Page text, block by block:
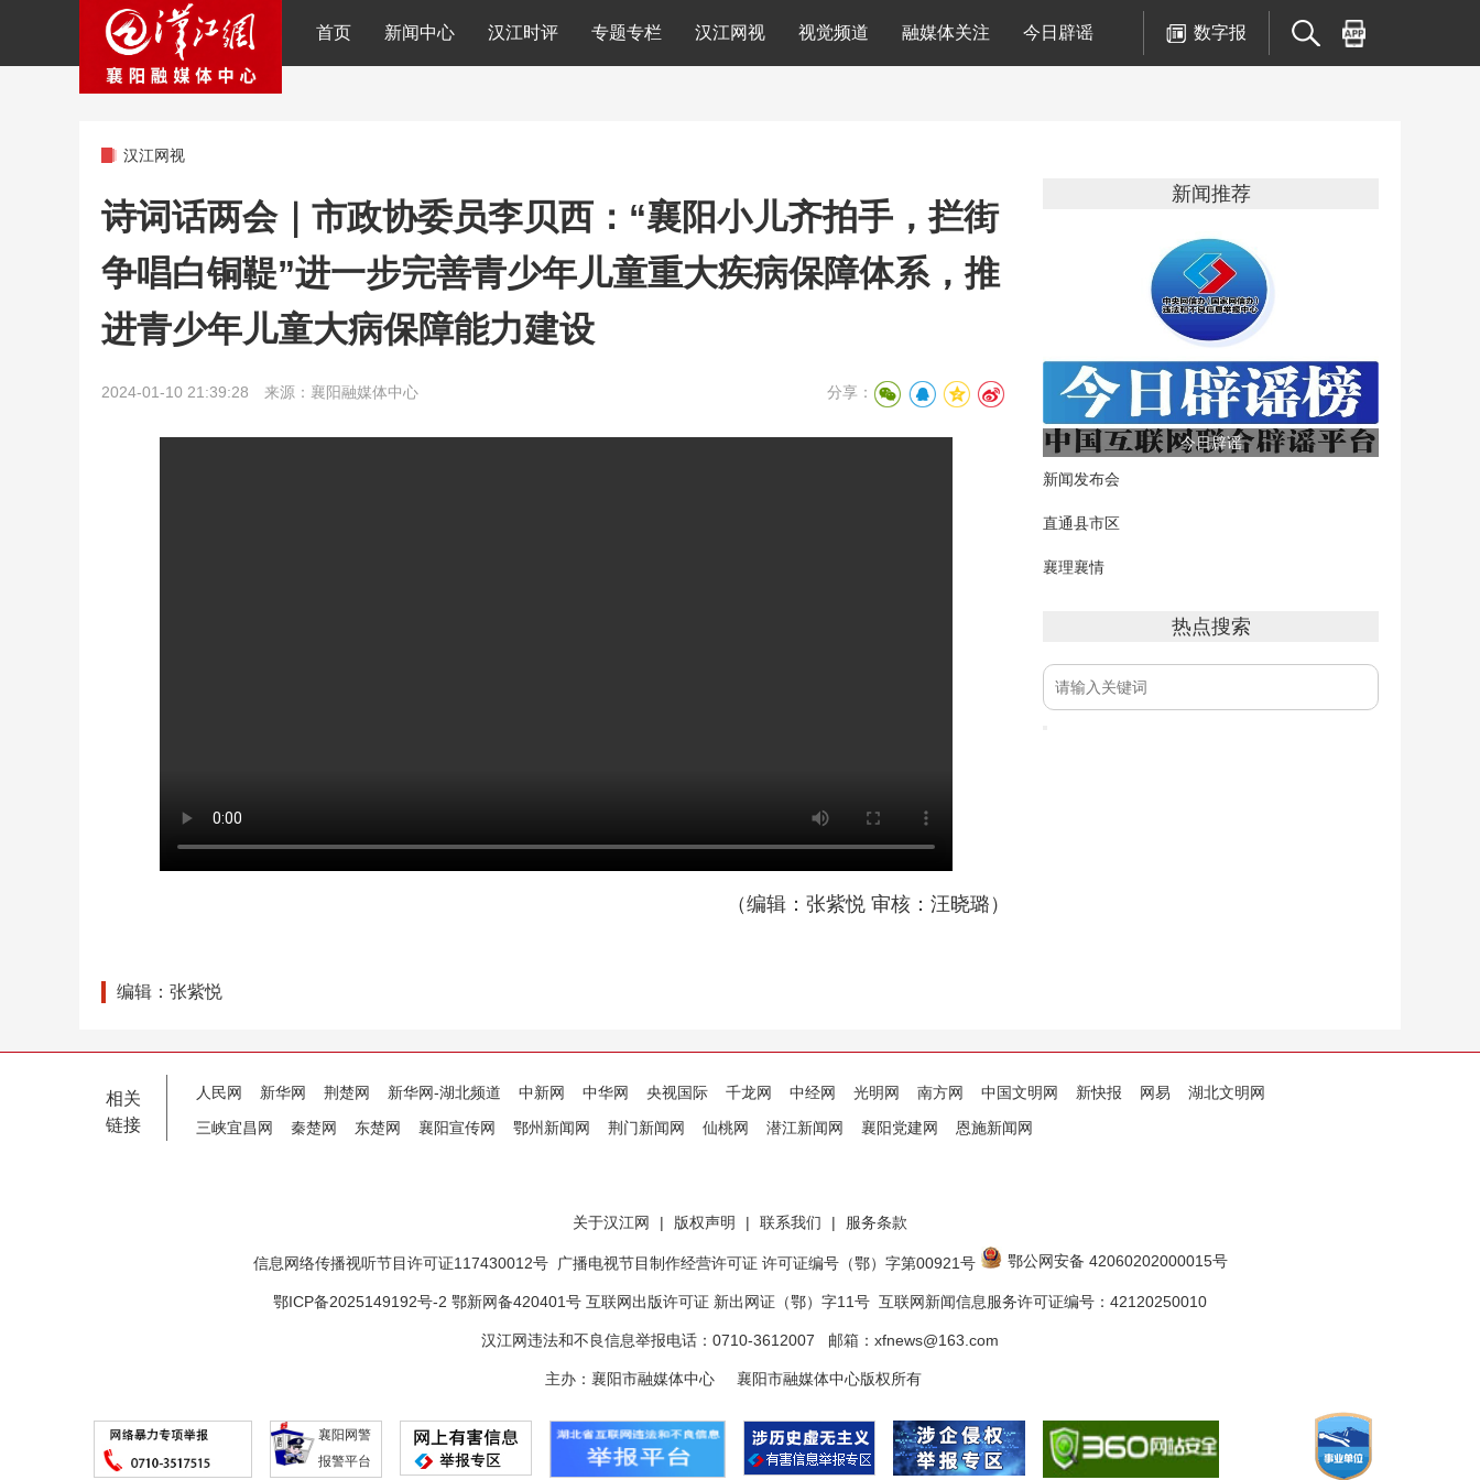
首页 新闻中心 汉江时评 专题专栏 汉江网视 视觉频道 融媒体关注 今日辟谣 数字报
汉江网视
诗词话两会｜市政协委员李贝西：“襄阳小儿齐拍手，拦街
争唱白铜鞮”进一步完善青少年儿童重大疾病保障体系，推
进青少年儿童大病保障能力建设
2024-01-10 21:39:28 来源：襄阳融媒体中心 分享：
（编辑：张紫悦 审核：汪晓璐）
编辑：张紫悦
新闻推荐
今日辟谣
新闻发布会
直通县市区
襄理襄情
热点搜索
相关
链接
人民网 新华网 荆楚网 新华网-湖北频道 中新网 中华网 央视国际 千龙网 中经网 光明网 南方网 中国文明网 新快报 网易
湖北文明网
三峡宜昌网
秦楚网 东楚网 襄阳宣传网 鄂州新闻网 荆门新闻网 仙桃网 潜江新闻网 襄阳党建网 恩施新闻网
关于汉江网 | 版权声明 | 联系我们 | 服务条款
信息网络传播视听节目许可证117430012号 广播电视节目制作经营许可证 许可证编号（鄂）字第00921号 鄂公网安备 42060202000015号
鄂ICP备2025149192号-2 鄂新网备420401号 互联网出版许可证 新出网证（鄂）字11号 互联网新闻信息服务许可证编号：42120250010
汉江网违法和不良信息举报电话：0710-3612007 邮箱：xfnews@163.com
主办：襄阳市融媒体中心 襄阳市融媒体中心版权所有
襄阳网警
报警平台